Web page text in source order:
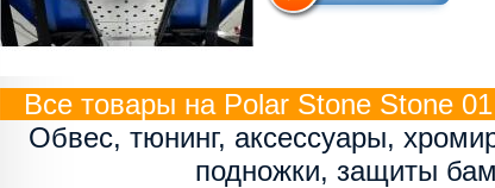
Все товары на Polar Stone Stone 01
Обвес, тюнинг, аксессуары,
подножки, защиты